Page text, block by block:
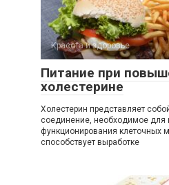
Красота и здоровье
Питание при
холестерине
Холестерин представляет
соединение, необходимое для
функционирования клеточных
способствует выработке